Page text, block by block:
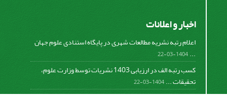
اخبار و اعلانات
اعلام رتبه نشریه مطالعات شهری در پایگاه استنادی علوم جهان
...
1404-03-22
کسب رتبه الف در ارزیابی 1403 نشریات توسط وزارت علوم،
تحقیقات ...1404-03-22